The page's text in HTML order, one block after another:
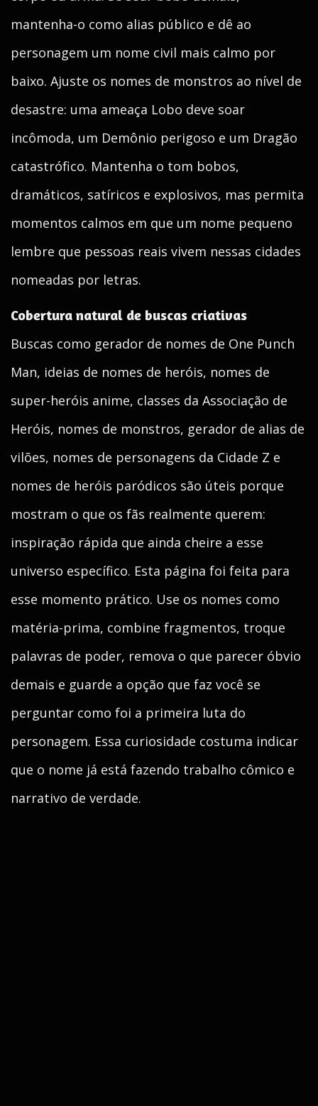
mantenha-o como alias público e dê ao
personagem um nome civil mais calmo por
baixo. Ajuste os nomes de monstros ao nível de
desastre: uma ameaça Lobo deve soar
incômoda, um Demônio perigoso e um Dragão
catastrófico. Mantenha o tom bobos,
dramáticos, satíricos e explosivos, mas permita
momentos calmos em que um nome pequeno
lembre que pessoas reais vivem nessas cidades
nomeadas por letras.
Cobertura natural de buscas criativas
Buscas como gerador de nomes de One Punch
Man, ideias de nomes de heróis, nomes de
super-heróis anime, classes da Associação de
Heróis, nomes de monstros, gerador de alias de
vilões, nomes de personagens da Cidade Z e
nomes de heróis paródicos são úteis porque
mostram o que os fãs realmente querem:
inspiração rápida que ainda cheire a esse
universo específico. Esta página foi feita para
esse momento prático. Use os nomes como
matéria-prima, combine fragmentos, troque
palavras de poder, remova o que parecer óbvio
demais e guarde a opção que faz você se
perguntar como foi a primeira luta do
personagem. Essa curiosidade costuma indicar
que o nome já está fazendo trabalho cômico e
narrativo de verdade.